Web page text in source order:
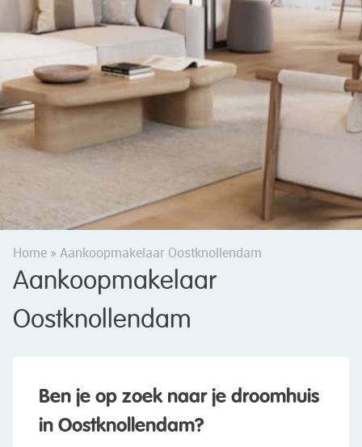
Home » Aankoopmakelaar Oostknollendam
Aankoopmakelaar
Oostknollendam
Ben je op zoek naar je droomhuis
in Oostknollendam?